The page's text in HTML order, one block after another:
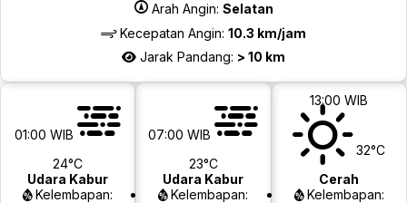
Arah Angin: Selatan
Kecepatan Angin: 10.3 km/jam
Jarak Pandang: > 10 km
01:00 WIB
24°C
Udara Kabur
Kelembapan:
07:00 WIB
23°C
Udara Kabur
Kelembapan:
13:00 WIB
32°C
Cerah
Kelembapan: